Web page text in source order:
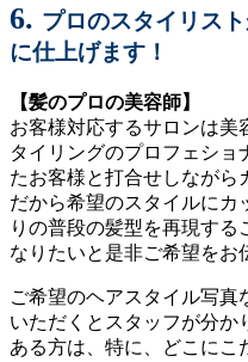
6. プロのスタイリス
に仕上げます！
【髪のプロの美容師】
お客様対応するサロンは美
タイリングのプロフェショ
たお客様と打合せしながら
だから希望のスタイルにカ
りの普段の髪型を再現する
なりたいと是非ご希望をお
ご希望のヘアスタイル写真
いただくとスタッフが分か
ある方は、特に、どこにこ